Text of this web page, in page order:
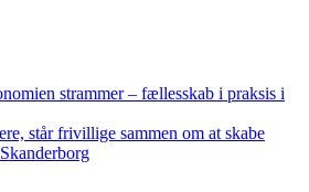
strammer – fællesskab i praksis i
står frivillige sammen om at skabe